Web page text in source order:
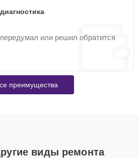
или решил обратится
преимущества
виды ремонта